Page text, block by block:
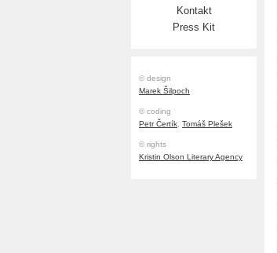
Kontakt
Press Kit
© design
Marek Šilpoch
© coding
Petr Čertík, Tomáš Plešek
© rights
Kristin Olson Literary Agency